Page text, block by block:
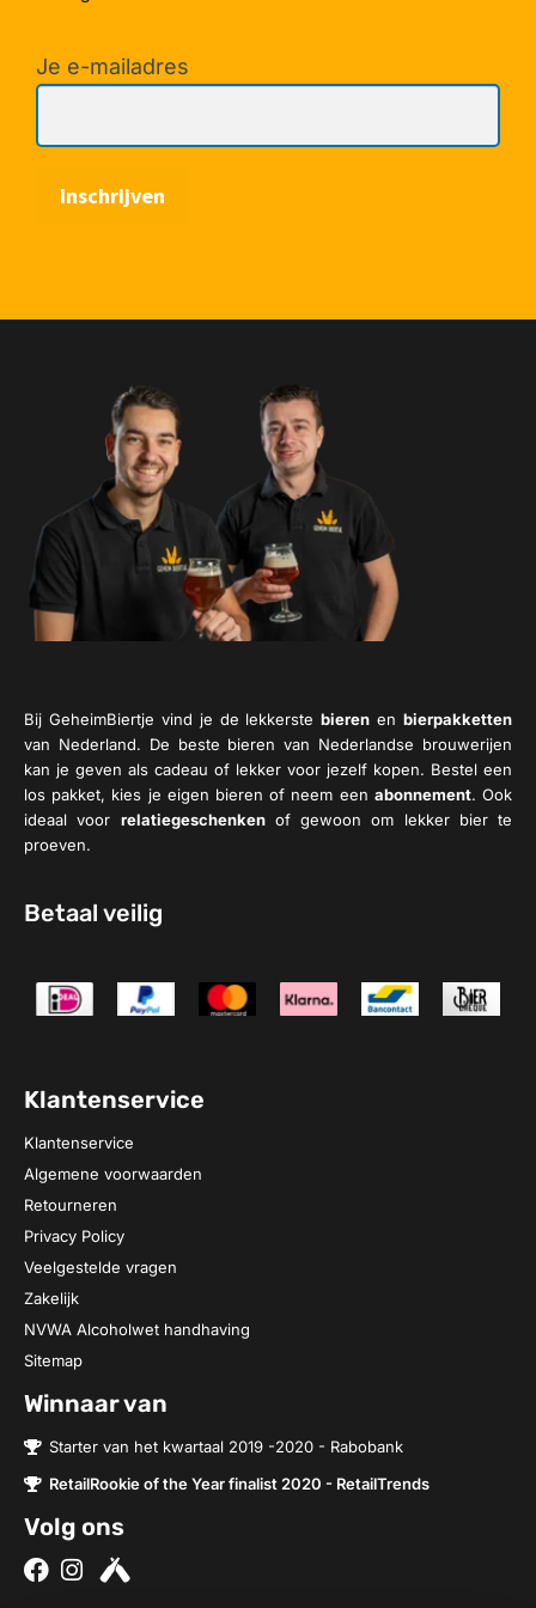
Je e-mailadres
Bij GeheimBiertje vind je de lekkerstebieren en bierpakketten
van Nederland. De beste bieren van Nederlandse brouwerijen
kan je geven als cadeau of lekker voor jezelf kopen. Bestel een
los pakket, kies je eigen bieren of neem een abonnement. Ook
ideaal voor relatiegeschenkenof gewoon om lekker bier te
proeven.
Betaal veilig
Klantenservice
Klantenservice
Algemene voorwaarden
Retourneren
Privacy Policy
Veelgestelde vragen
Zakelijk
NVWA Alcoholwet handhaving
Sitemap
Winnaar van
Starter van het kwartaal 2019 -2020 - Rabobank
RetailRookie of the Year finalist 2020 - RetailTrends
Volg ons